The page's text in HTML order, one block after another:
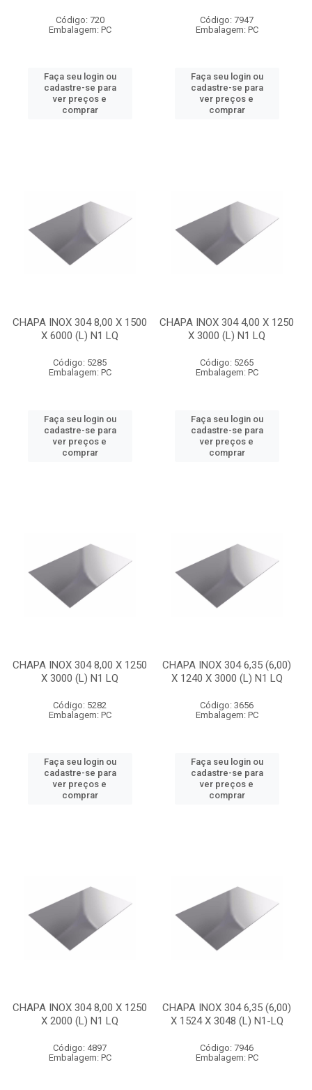
Código: 720
Embalagem: PC
Faça seu login ou
cadastre-se para
ver preços e
comprar
Código: 7947
Embalagem: PC
Faça seu login ou
cadastre-se para
ver preços e
comprar
CHAPA INOX 304 8,00 X 1500
X 6000 (L) N1 LQ
Código: 5285
Embalagem: PC
Faça seu login ou
cadastre-se para
ver preços e
comprar
CHAPA INOX 304 4,00 X 1250
X 3000 (L) N1 LQ
Código: 5265
Embalagem: PC
Faça seu login ou
cadastre-se para
ver preços e
comprar
CHAPA INOX 304 8,00 X 1250
X 3000 (L) N1 LQ
Código: 5282
Embalagem: PC
Faça seu login ou
cadastre-se para
ver preços e
comprar
CHAPA INOX 304 6,35 (6,00)
X 1240 X 3000 (L) N1 LQ
Código: 3656
Embalagem: PC
Faça seu login ou
cadastre-se para
ver preços e
comprar
CHAPA INOX 304 8,00 X 1250
X 2000 (L) N1 LQ
Código: 4897
Embalagem: PC
CHAPA INOX 304 6,35 (6,00)
X 1524 X 3048 (L) N1-LQ
Código: 7946
Embalagem: PC